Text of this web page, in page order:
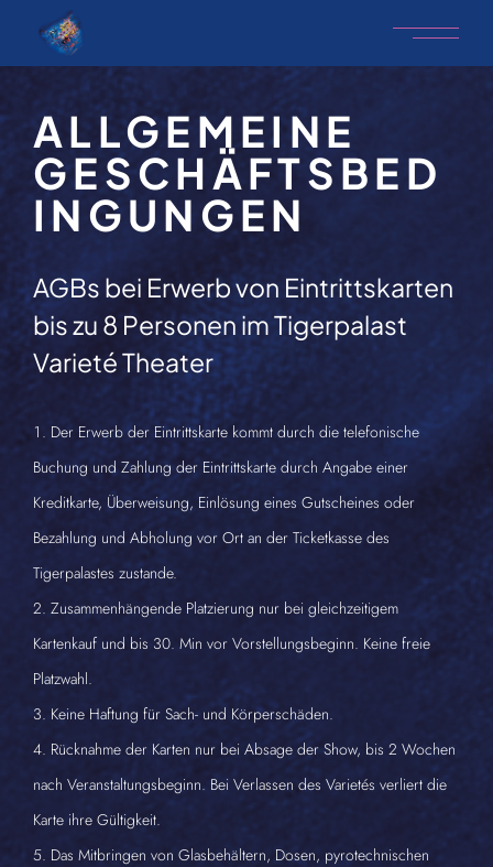
ALLGEMEINE
GESCHÄFTSBED
INGUNGEN
AGBs bei Erwerb von Eintrittskarten
bis zu 8 Personen im Tigerpalast
Varieté Theater
Der Erwerb der Eintrittskarte kommt durch die telefonische
Buchung und Zahlung der Eintrittskarte durch Angabe einer
Kreditkarte, Überweisung, Einlösung eines Gutscheines oder
Bezahlung und Abholung vor Ort an der Ticketkasse des
Tigerpalastes zustande.
2. Zusammenhängende Platzierung nur bei gleichzeitigem
Kartenkauf und bis 30. Min vor Vorstellungsbeginn. Keine freie
Platzwahl.
3. Keine Haftung für Sach- und Körperschäden.
4. Rücknahme der Karten nur bei Absage der Show, bis 2 Wochen
nach Veranstaltungsbeginn. Bei Verlassen des Varietés verliert die
Karte ihre Gültigkeit.
5. Das Mitbringen von Glasbehältern, Dosen, pyrotechnischen